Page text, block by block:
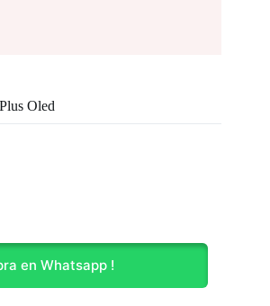
Oled
en Whatsapp !